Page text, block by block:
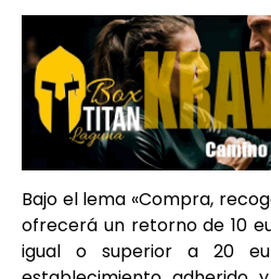
Bajo el lema «Compra,
ofrecerá un retorno de 10
igual o superior a 20